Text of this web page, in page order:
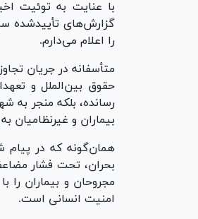
با عنایت به توئیت
گزارش‌های تأییدشده
را اعلام می‌دارم.
متأسفانه در جریان
حقوق بین‌الملل و
رسانده، بلکه منجر به
بیماران و غیرنظامیان
همان‌گونه که در پیام
بحران، تحت فشار
مجروحان و بیماران
امنیت انسانی است.